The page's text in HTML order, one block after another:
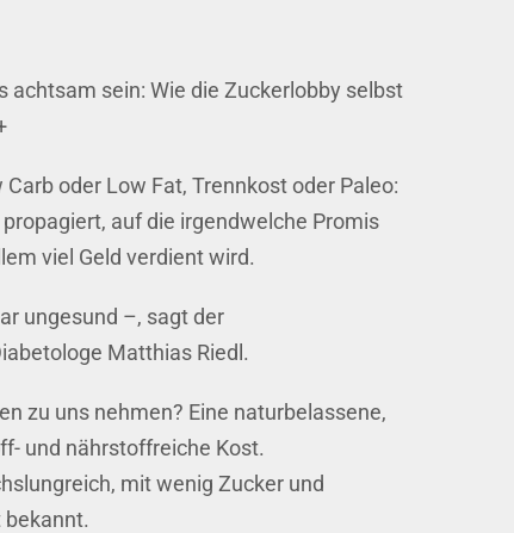
achtsam sein: Wie die Zuckerlobby selbst
oder Low Fat, Trennkost oder Paleo:
auf die irgendwelche Promis
viel Geld verdient wird.
ungesund –, sagt der
Matthias Riedl.
zu uns nehmen? Eine naturbelassene,
und nährstoffreiche Kost.
mit wenig Zucker und